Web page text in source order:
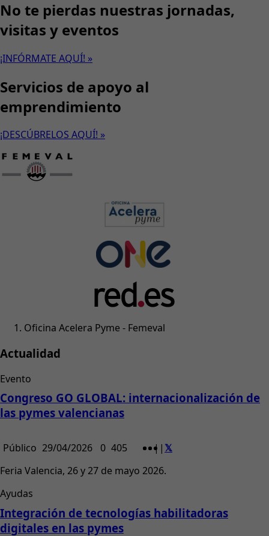
No te pierdas nuestras jornadas,
visitas y eventos
¡INFÓRMATE AQUÍ! »
Servicios de apoyo al
emprendimiento
¡DESCÚBRELOS AQUÍ! »
Oficina Acelera Pyme - Femeval
Actualidad
Evento
Congreso GO GLOBAL: internacionalización de
las pymes valencianas
Público 29/04/2026 0 405 | |
Feria Valencia, 26 y 27 de mayo 2026.
Ayudas
Integración de tecnologías habilitadoras
digitales en las pymes